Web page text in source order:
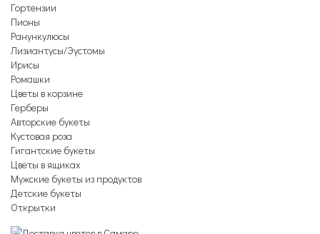
Гортензии
Пионы
Ранункулюсы
Лизиантусы/Эустомы
Ирисы
Ромашки
Цветы в корзине
Герберы
Авторские букеты
Кустовая роза
Гигантские букеты
Цветы в ящиках
Мужские букеты из продуктов
Детские букеты
Открытки